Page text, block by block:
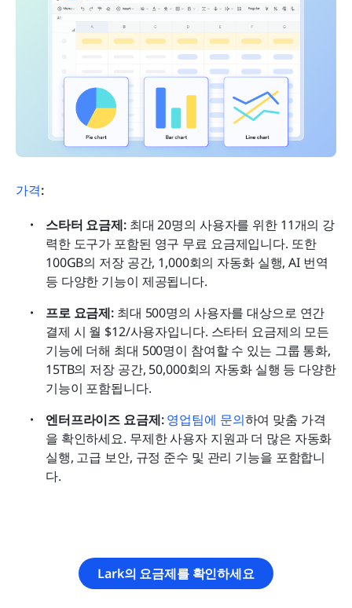
가격:
스타터 요금제: 최대 20명의 사용자를 위한 11개의 강
력한 도구가 포함된 영구 무료 요금제입니다. 또한
100GB의 저장 공간, 1,000회의 자동화 실행, AI 번역
등 다양한 기능이 제공됩니다.
프로 요금제: 최대 500명의 사용자를 대상으로 연간
결제 시 월 $12/사용자입니다. 스타터 요금제의 모든
기능에 더해 최대 500명이 참여할 수 있는 그룹 통화,
15TB의 저장 공간, 50,000회의 자동화 실행 등 다양한
기능이 포함됩니다.
엔터프라이즈 요금제: 영업팀에 문의하여 맞춤 가격
을 확인하세요. 무제한 사용자 지원과 더 많은 자동화
실행, 고급 보안, 규정 준수 및 관리 기능을 포함합니
다.
Lark의 요금제를 확인하세요